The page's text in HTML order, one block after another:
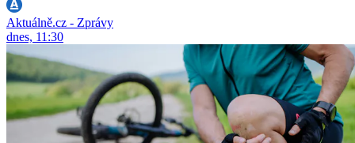
Aktuálně.cz - Zprávy
dnes, 11:30